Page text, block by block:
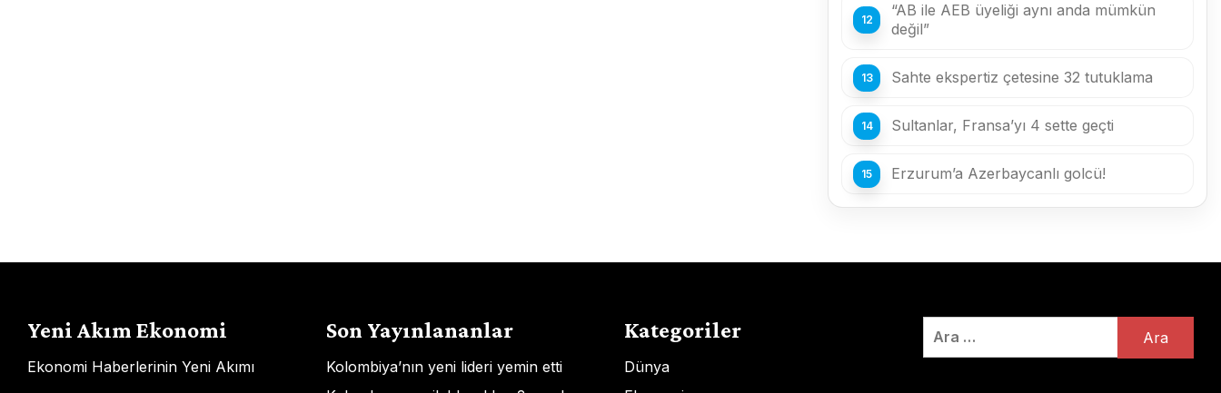
“AB ile AEB üyeliği aynı anda mümkün
değil”
Sahte ekspertiz çetesine 32 tutuklama
Sultanlar, Fransa’yı 4 sette geçti
Erzurum’a Azerbaycanlı golcü!
Yeni Akım Ekonomi
Ekonomi Haberlerinin Yeni Akımı
Son Yayınlananlar
Kolombiya’nın yeni lideri yemin etti
Kategoriler
Dünya
Arama: